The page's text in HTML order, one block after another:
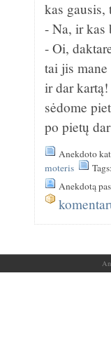
kas
- Na, ir kas
- Oi,
tai jis
ir dar
sėdome
po pietų
Anekdoto
moteris
Anekdotą